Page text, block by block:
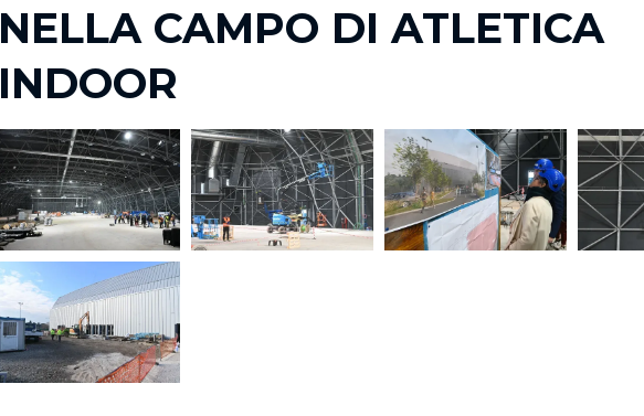
NELLA CAMPO DI ATLETICA
INDOOR